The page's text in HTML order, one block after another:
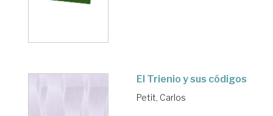
El Trienio y sus códigos
Petit, Carlos